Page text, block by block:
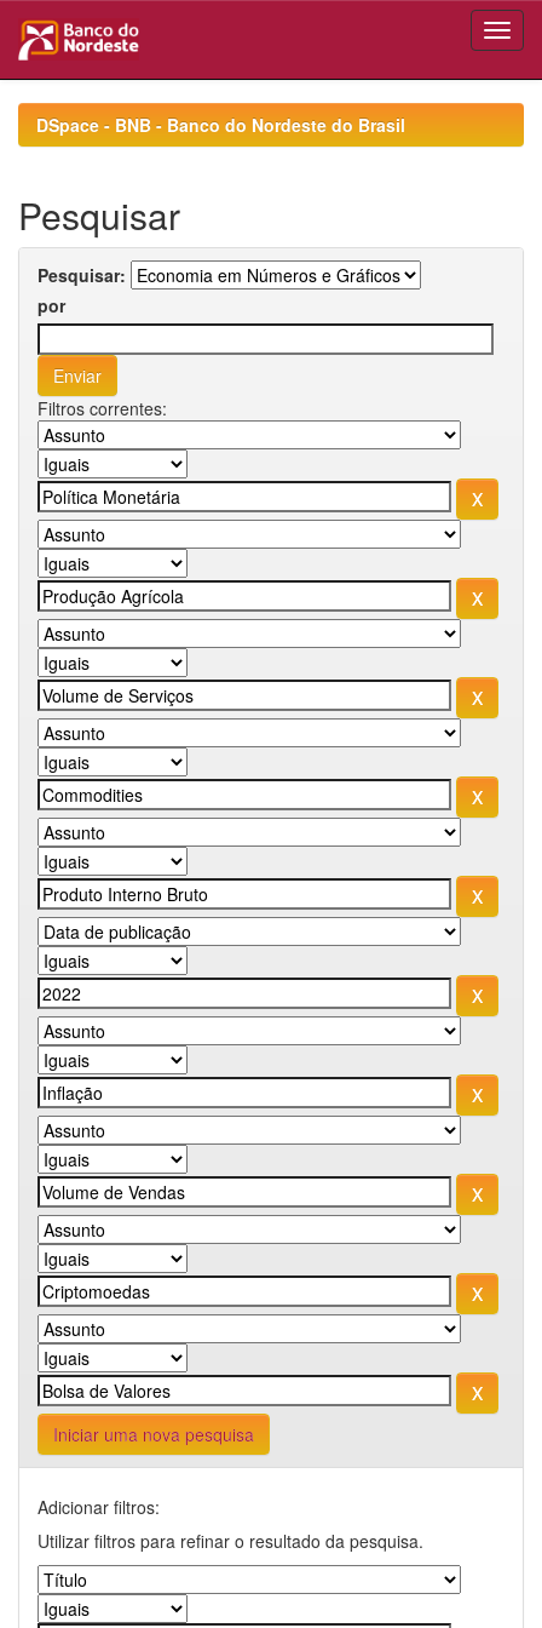
navigationDSpace - BNB - Banco do Nordeste do Brasil
Pesquisar
Pesquisar:
por
Filtros correntes:
Iniciar uma nova pesquisa
Adicionar filtros:
Utilizar filtros para refinar o resultado da pesquisa.